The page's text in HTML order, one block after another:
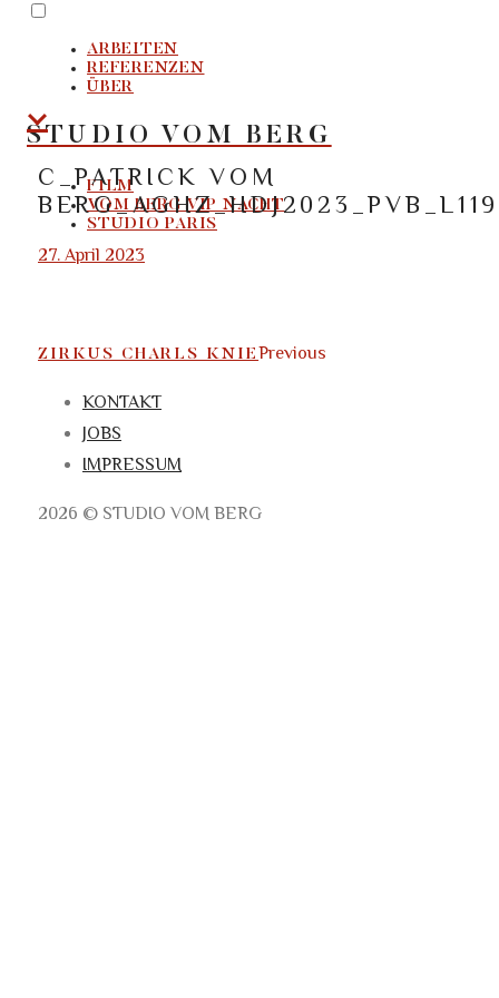
ARBEITEN
REFERENZEN
ÜBER
STUDIO VOM BERG
FILM
VOM BERG VIP NACHT
STUDIO PARIS
C_PATRICK VOM
Posted
27. April 2023
POST
ZIRKUS CHARLS KNIE Previous
KONTAKT
JOBS
IMPRESSUM
2026 © STUDIO VOM BERG